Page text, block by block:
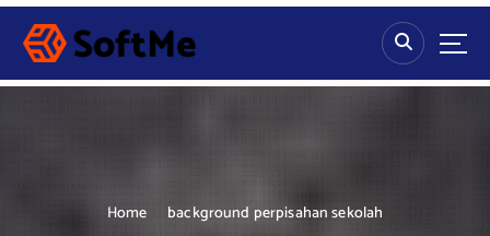
S
p
Home background perpisahan sekolah